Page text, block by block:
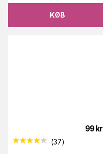
KØB
99 kr
(37)